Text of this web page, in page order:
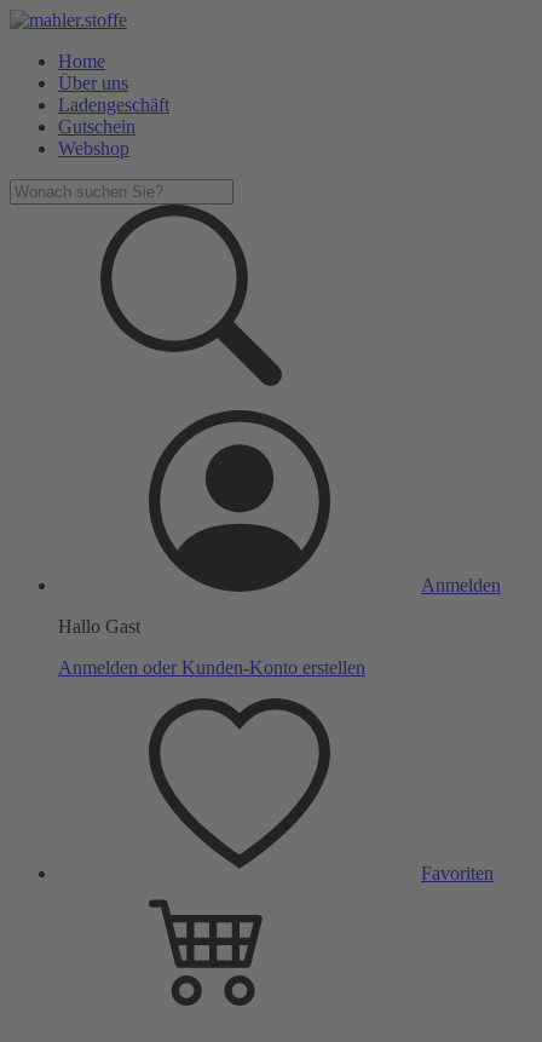
Home
Über uns
Ladengeschäft
Gutschein
Webshop
Anmelden
Hallo Gast
Anmelden oder Kunden-Konto erstellen
Favoriten